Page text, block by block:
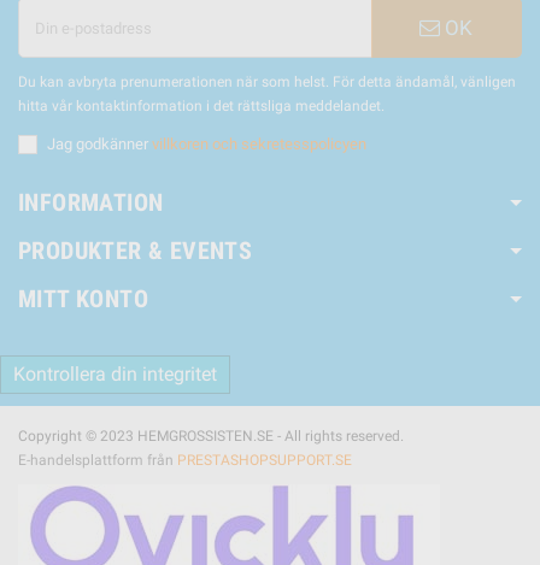
OK
Du kan avbryta prenumerationen när som helst. För detta ändamål, vänligen
hitta vår kontaktinformation i det rättsliga meddelandet.
Jag godkänner villkoren och sekretesspolicyen
INFORMATION
PRODUKTER & EVENTS
MITT KONTO
Kontrollera din integritet
Copyright © 2023 HEMGROSSISTEN.SE - All rights reserved.
E-handelsplattform från PRESTASHOPSUPPORT.SE